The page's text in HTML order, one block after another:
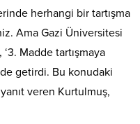
herhangi bir tartışma
Ama Gazi Üniversitesi
‘3. Madde tartışmaya
getirdi. Bu konudaki
veren Kurtulmuş,